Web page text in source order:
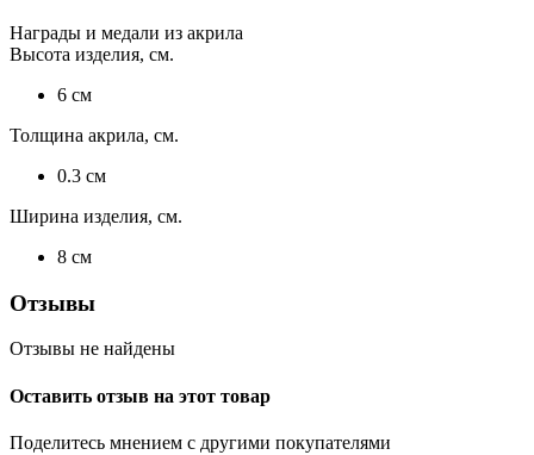
Награды и медали из акрила
Высота изделия, см.
6 см
Толщина акрила, см.
0.3 см
Ширина изделия, см.
8 см
Отзывы
Отзывы не найдены
Оставить отзыв на этот товар
Поделитесь мнением с другими покупателями